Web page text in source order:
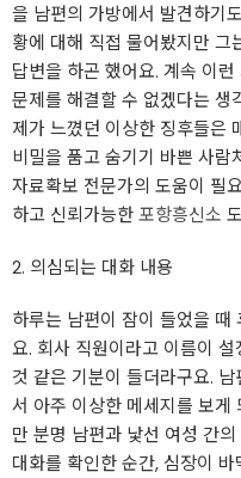
을 남편의 가방에서 발견하기
황에 대해 직접 물어봤지만 그
답변을 하곤 했어요. 계속 이
문제를 해결할 수 없겠다는 생
제가 느꼈던 이상한 징후들은
비밀을 품고 숨기기 바쁜 사람
자료확보 전문가의 도움이 필
하고 신뢰가능한포항흥신소
2. 의심되는 대화 내용
하루는 남편이 잠이 들었을 때
요. 회사 직원이라고 이름이
것 같은 기분이 들더라구요.
서 아주 이상한 메세지를 보게
만 분명 남편과 낯선 여성 간
대화를 확인한 순간, 심장이